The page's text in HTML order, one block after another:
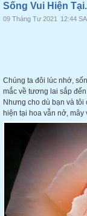
Sống Vui Hiện
09 Tháng Tư 2021 12:44 SA
Chúng ta đôi lúc nhớ,
mắc về tương lai sắp
Nhưng cho dù bạn và
hiện tại hoa vẫn nở,